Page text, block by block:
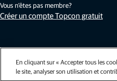
Vous n’êtes pas membre?
Créer un compte Topcon gratuit
Conditions Générales de Vente| Conditions
©Copyright Topcon 2026. Tous droits réservés
En cliquant sur « Accepter tous les
le site, analyser son utilisation et